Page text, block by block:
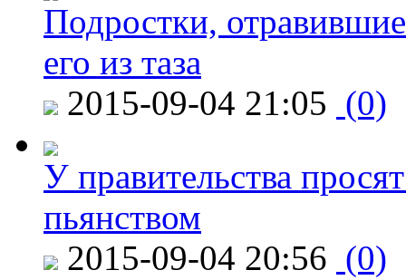
Подростки,
его из таза
2015-09-04 21:05 (0)
У правительства
пьянством
2015-09-04 20:56 (0)